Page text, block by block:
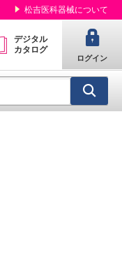
松吉医科器械について
デジタル
カタログ
ログイン